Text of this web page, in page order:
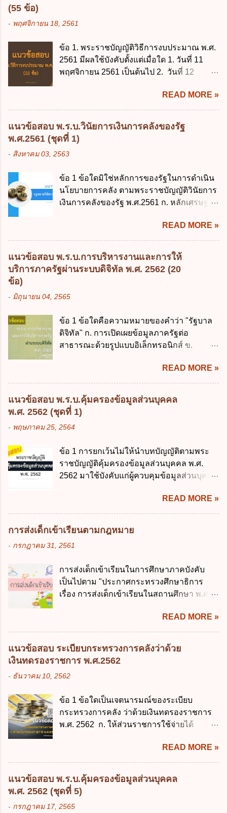
(55 ข้อ)
- พฤศจิกายน 18, 2561
ข้อ 1. พระราชบัญญัติวิธีการงบประมาณ พ.ศ.
2561 มีผลใช้บังคับตั้งแต่เมื่อใด 1. วันที่ 11
พฤศจิกายน 2561 เป็นต้นไป 2. วันที่ 12
พฤศจิกายน 2561 เป็นต้นไป 4. วันที่ 14
พฤศจิกายน 2561 เป็นต้นไป ข้อ 2. พระราช
บัญญัติวิธีการงบประมาณ พ.ศ. 2561 ไม่ได้
ยกเลิกกฎหมายฉบับใด 1. พระราชบัญญัติวิธี
การงบประมาณ พ.ศ. 2502 2. พระราชบัญญัติ
วิธีการงบประมาณ (ฉบับที่ 3) พ.ศ. 2511 3.
พ.ศ. 2544 4. ประกาศของคณะปฏิวัติ ฉบับที่
203 ลงวันที่ 31 สิงหาคม 2515 ข้อ 3. ข้อใดไม่
ถูกต้อง 1. นายกรัฐมนตรีมีอำนาจออกกฎเพื่อ
ประมาณ พ.ศ. 2561 2. นายกรัฐมนตรีเป็นผู้
รักษาการตามพระราช บัญญัติวิธีการงบ
ประมาณ พ.ศ. 2561 3. รัฐมนตรีว่าการ
กระทรวงการคลัง เป็นผู้รักษาการตามพระ
โปร่งใสและตรวจสอบได้ ข้อ 4. พระราช
บัญญัติวิธีการงบประมาณ พ.ศ. 2561 บัญญัติ
ให้การบริหา...
READ MORE »
แนวข้อสอบ พ.ร.บ.วินัยการเงินการคลังของรัฐ
พ.ศ.2561 (ชุดที่ 1)
- สิงหาคม 03, 2563
ข้อ 1 ข้อใดมิใช่หลักการของรัฐในการดำเนิน
นโยบายการคลัง ตามพระราชบัญญัติวินัยการ
เงินการคลังของรัฐ พ.ศ.2561 ก. หลักเศรษฐกิจ
เศรษฐกิจ ค. หลักการพัฒนาทางเศรษฐกิจ
อย่างยั่งยืน ง. หลักความเป็นธรรมในสังคม ข้อ
2 สัดส่วนหนี้สาธารณะต่อผลิตภัณฑ์มวลรวม
ในประเทศเพื่อใช้เป็นกรอบในการบริหารหนี้
สาธารณะเป็นไปตามข้อใด ก. ไม่เกินร้อยละ 5
เกินร้อยละ 60 ข้อ 3 กฎหมายว่าด้วยวินัยการ
กฎหมายที่ให้จัดเก็บภาษีอากรหรือค่า
ธรรมเนียมเพิ่มขึ้นจากที่กำหนดไว้ในกฎหมาย
เพื่อการนำไปใช้จ่ายตามวัตถุประสงค์หรือเพื่อ
ข้อใด ก. เป็นไปตามความต้องการของชุมชน
ข. เพื่อป็นรายได้ขององค์กรปกครองส่วนท้อง
ถิ่น ค. มีเหตุจำเป็นหรือเหตุฉุกเฉินที่มิอาจหลีก
เลี่ยงได้ ง. สอดคล้องกับยุทธศาสตร์ชาติ ข้อ 4
ประกอบการพิจารณาในเรื่องต่อไปนี้ ยกเว้น
ข้อใด ก. การจัดเก็บหรือหารายได้ ข. การ
จัดสรรงบประมาณรายจ่าย ค. การจัดทำงบ
READ MORE »
แนวข้อสอบ พ.ร.บ.การบริหารงานและการให้
บริการภาครัฐผ่านระบบดิจิทัล พ.ศ. 2562 (20
ข้อ)
- มิถุนายน 04, 2565
ข้อ 1 ข้อใดคือความหมายของคำว่า "รัฐบาล
ดิจิทัล" ก. การเปิดเผยข้อมูลภาครัฐต่อ
สาธารณะด้วยรูปแบบอิเล็กทรอนิกส์ ข.
การบริหารงาน การให้บริการ การบูรณาการ
ข้อมูลภาครัฐ ค. วิธีการนำสัญลักษณ์ศูนย์และ
หนึ่ง เพื่อใช้สร้างระบบต่าง ๆ ง. สำนักงาน
พัฒนารัฐบาลดิจิทัล (องค์การมหาชน) ข้อ 2
การบริหารงานภาครัฐและการจัดทำบริการ
สาธารณะผ่านระบบดิจิทัล ต้องมีวัตถุประสงค์
ดิจิทัลอย่างคุ้มค่าและเต็มศักยภาพ ข. พัฒนา
โครงสร้างพื้นฐานด้านดิจิทัลที่จำเป็นให้เป็นไป
ตามมาตรฐานสากล ค. พัฒนาการเชื่อมโยง
จ่ายงบประมาณให้เกิดความคุ้มค่าและเป็นไป
ตามเป้าหมาย ข้อ 3 ข้อใดกล่าวได้ถูกต้องที่สุด
เกี่ยวกับ "แผนพัฒนารัฐบาลดิจิทัล" ก. เป็นธร
รับผิดชอบในการบริหารจัดการข้อมูลของ
หน่วยงานของรัฐ ง. กำหนดกรอบและทิศทาง
การบริหารงานภาครัฐและการจัดทำบริการ
พัฒนารัฐบาลดิจิทัลโดยตำแหน่ง ม...
READ MORE »
แนวข้อสอบ พ.ร.บ.คุ้มครองข้อมูลส่วนบุคคล
พ.ศ. 2562 (ชุดที่ 1)
- พฤษภาคม 25, 2564
ข้อ 1 การยกเว้นไม่ให้นำบทบัญญัติตามพระ
ราชบัญญัติคุ้มครองข้อมูลส่วนบุคคล พ.ศ.
2562 มาใช้บังคับแก่ผู้ควบคุมข้อมูลส่วนบุคคล
ข. พระราชกำหนด ค. พระราชกฤษฎีกา ง. กฎ
กระทรวง ข้อ 2 กฎหมายตามข้อ 1 กำหนด
หน่วยงานและกิจการใดที่ผู้ควบคุมข้อมูลส่วน
บุคคลไม่อยู่ในบังคับพระราชบัญญัติคุ้มครอง
ข้อมูลส่วนบุคคล พ.ศ. 2562 ก. หน่วยงานของ
ด้านความบันเทิงและนันทนาการ ง. ถูกทุกข้อ
ข้อ 3 โดยหลัก ทั่วไป พระราชบัญญัติคุ้มครอง
ข้อมูลส่วนบุคคล พ.ศ. 2562 ใช้บังคับตั้งแต่วัน
2562 ค. 28 พฤษภาคม 2562 ง. 29
พฤษภาคม 2562 ข้อ 4 "บุคคลหรือนิติบุคคล
ซึ่งมีอำนาจหน้าที่ตัดสินใจเกี่ยวกับการเก็บ
รวบรวม ใช้ หรือเปิดเผยข้อมูลส่วนบุคคล" คือ
พนักงานเจ้าหน้าที่ ง. ไม่มีข้อใดถูกต้อง ข้อ 5 ผู้
มีอำนาจแต่งตั้งพนักงานเจ้าหน้าที่ตามพระ
ราชบัญญัติคุ้มครองข้อมูลส่วนบุคคล พ.ศ.
READ MORE »
การส่งเด็กเข้าเรียนตามกฎหมาย
- กรกฎาคม 31, 2561
การส่งเด็กเข้าเรียนในการศึกษาภาคบังคับ
เป็นไปตาม "ประกาศกระทรวงศึกษาธิการ
เรื่อง การส่งเด็กเข้าเรียนในสถานศึกษา พ.ศ.
เรื่อง หลักเกณฑ์และวิธีการปฏิบัติสำหรับผู้ที่
มิใช่ผู้ปกครองซึ่งมีเด็กที่มีอายุในเกณฑ์การ
ศึกษาภาคบังคับอาศัยอยู่" ออกตามความใน
มีสาระสำคัญดังนี้ 1. คำว่า "เด็ก" หมายถึง เด็ก
เว้นแต่เด็กที่สอบได้ชั้นปีที่ 9 ของการศึกษา
ภาคบังคับแล้ว 2. ผู้ปกครอง คือ 2.1 บิดา
มารดา 2.2 บิดาหรือมารดา ซึ่งเป็นผู้ใช้
กฎหมายแพ่งและพาณิชย์ 2.4 บุคคลที่เด็ก
อยู่ด้วยเป็นประจำหรือที่เด็กอยู่รับใช้การงาน
3. ผู้ปกครองดังกล่าว มีหน้าที่ ส่งเด็กเข้าเรียน
ในสถานศึกษาในวันแรกของการเปิดเรียนภาค
READ MORE »
แนวข้อสอบ ระเบียบกระทรวงการคลังว่าด้วย
เงินทดรองราชการ พ.ศ.2562
- ธันวาคม 10, 2562
ข้อ 1 ข้อใดเป็นเจตนารมณ์ของระเบียบ
กระทรวงการคลัง ว่าด้วยเงินทดรองราชการ
พ.ศ. 2562 ก. ให้ส่วนราชการใช้จ่ายได้
ส่วนราชการมีเงินทดรองราชการเพื่อรองจ่าย
ตามข้อผูกพันในการกู้เงินจากต่างประเทศ ค.
รองรับการปฏิบัติงานด้านการเงินการคลังตาม
นโยบาย New GFMIS Thai ง. สนับสนุนการให้
ความช่วยเหลือในกรณีจำเป็นเร่งด่วนที่ไม่
สามารถรอการเบิกเงินจากงบประมาณได้ ข้อ
READ MORE »
แนวข้อสอบ พ.ร.บ.คุ้มครองข้อมูลส่วนบุคคล
พ.ศ. 2562 (ชุดที่ 5)
- กรกฎาคม 17, 2565